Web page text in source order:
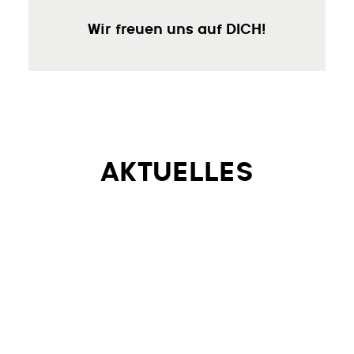
Wir freuen uns auf DICH!
AKTUELLES